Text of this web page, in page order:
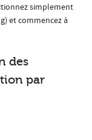
simplement
et commencez à
des
par